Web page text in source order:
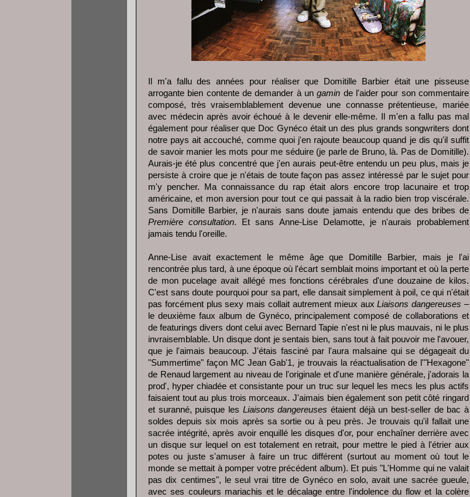
Il m'a fallu des années pour réaliser que Domitille Barbier était une pisseuse
arrogante bien contente de demander à ungamin de l'aider pour son commentaire
composé, très vraisemblablement devenue une connasse prétentieuse, mariée
avec médecin après avoir échoué à le devenir elle-même. Il m'en a fallu pas mal
également pour réaliser que Doc Gynéco était un des plus grands songwriters dont
notre pays ait accouché, comme quoi j'en rajoute beaucoup quand je dis qu'il suffit
de savoir manier les mots pour me séduire (je parle de Bruno, là. Pas de Domitille).
Aurais-je été plus concentré que j'en aurais peut-être entendu un peu plus, mais je
persiste à croire que je n'étais de toute façon pas assez intéressé par le sujet pour
m'y pencher. Ma connaissance du rap était alors encore trop lacunaire et trop
américaine, et mon aversion pour tout ce qui passait à la radio bien trop viscérale.
Sans Domitille Barbier, je n'aurais sans doute jamais entendu que des bribes de
Première consultation. Et sans Anne-Lise Delamotte, je n'aurais probablement
jamais tendu l'oreille.
Anne-Lise avait exactement le même âge que Domitille Barbier, mais je l'ai
rencontrée plus tard, à une époque où l'écart semblait moins important et où la perte
de mon pucelage avait allégé mes fonctions cérébrales d'une douzaine de kilos.
C'est sans doute pourquoi pour sa part, elle dansait simplement à poil, ce qui n'était
pas forcément plus sexy mais collait autrement mieux auxLiaisons dangereuses –
le deuxième faux album de Gynéco, principalement composé de collaborations et
de featurings divers dont celui avec Bernard Tapie n'est ni le plus mauvais, ni le plus
invraisemblable. Un disque dont je sentais bien, sans tout à fait pouvoir me l'avouer,
que je l'aimais beaucoup. J'étais fasciné par l'aura malsaine qui se dégageait du
"Summertime" façon MC Jean Gab'1, je trouvais la réactualisation de l'"Hexagone"
de Renaud largement au niveau de l'originale et d'une manière générale, j'adorais la
prod', hyper chiadée et consistante pour un truc sur lequel les mecs les plus actifs
faisaient tout au plus trois morceaux. J'aimais bien également son petit côté ringard
et suranné, puisque les Liaisons dangereuses étaient déjà un best-seller de bac à
soldes depuis six mois après sa sortie ou à peu près. Je trouvais qu'il fallait une
sacrée intégrité, après avoir enquillé les disques d'or, pour enchaîner derrière avec
un disque sur lequel on est totalement en retrait, pour mettre le pied à l'étrier aux
potes ou juste s'amuser à faire un truc différent (surtout au moment où tout le
monde se mettait à pomper votre précédent album). Et puis "L'Homme qui ne valait
pas dix centimes", le seul vrai titre de Gynéco en solo, avait une sacrée gueule,
avec ses couleurs mariachis et le décalage entre l'indolence du flow et la colère